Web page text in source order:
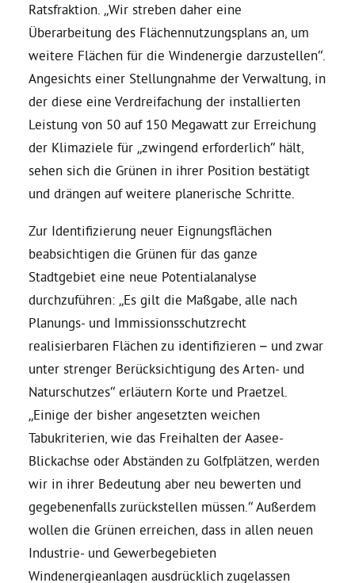
Grüne im Rathaus
Ratsfraktion
Ratsanträge
Bezirksvertretungen
Aktiv werden
Termine
Arbeitsgruppen
Mitglied werden
Kommunalpolitik
Engagement-Sprechstunde
Ratsfraktion. „Wir streben daher eine
Überarbeitung des Flächennutzungsplans an, um
weitere Flächen für die Windenergie darzustellen“.
Angesichts einer Stellungnahme der Verwaltung, in
der diese eine Verdreifachung der installierten
Leistung von 50 auf 150 Megawatt zur Erreichung
der Klimaziele für „zwingend erforderlich“ hält,
sehen sich die Grünen in ihrer Position bestätigt
und drängen auf weitere planerische Schritte.
Zur Identifizierung neuer Eignungsflächen
beabsichtigen die Grünen für das ganze
Stadtgebiet eine neue Potentialanalyse
durchzuführen: „Es gilt die Maßgabe, alle nach
Planungs- und Immissionsschutzrecht
realisierbaren Flächen zu identifizieren – und zwar
unter strenger Berücksichtigung des Arten- und
Naturschutzes“ erläutern Korte und Praetzel.
„Einige der bisher angesetzten weichen
Tabukriterien, wie das Freihalten der Aasee-
Blickachse oder Abständen zu Golfplätzen, werden
wir in ihrer Bedeutung aber neu bewerten und
gegebenenfalls zurückstellen müssen.“ Außerdem
wollen die Grünen erreichen, dass in allen neuen
Industrie- und Gewerbegebieten
Windenergieanlagen ausdrücklich zugelassen